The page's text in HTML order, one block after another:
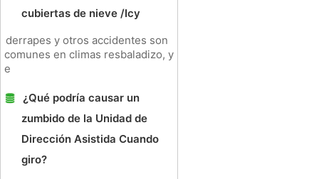
cubiertas de nieve /Icy
derrapes y otros accidentes son
comunes en climas resbaladizo, y
e
¿Qué podría causar un
zumbido de la Unidad de
Dirección Asistida Cuando
giro?